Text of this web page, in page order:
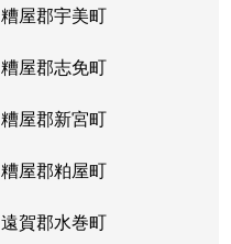
糟屋郡宇美町
糟屋郡志免町
糟屋郡新宮町
糟屋郡粕屋町
遠賀郡水巻町